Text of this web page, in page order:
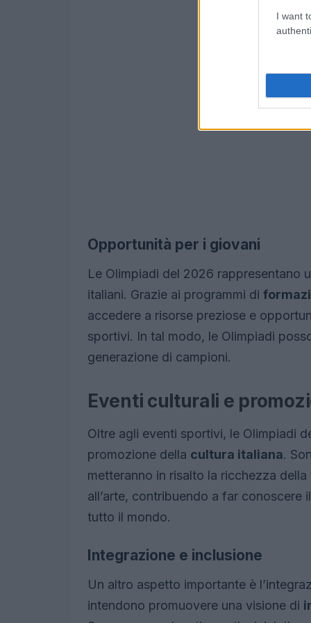
I want
Opportunità per i giovani
Le Olimpiadi del 2026 rappresentano
italiani. Grazie ai programmi di
accedere a risorse preziose e
sportivi. In tal modo, le Olimpiadi
generazione di campioni.
Eventi culturali e
Oltre agli eventi sportivi, le Olimpiadi
promozione della cultura italiana.
metteranno in risalto la ricchezza
all’arte, contribuendo a far
tutto il mondo.
Integrazione e inclusione
Un altro aspetto importante è
intendono promuovere una visione di